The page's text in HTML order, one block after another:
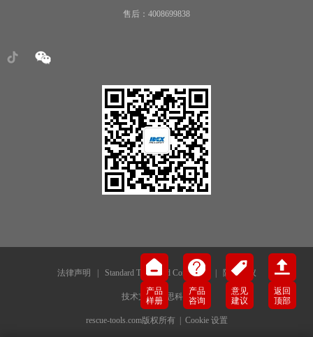
售后：4008699838
法律声明 | Standard Terms and Conditions | 隐私协议
技术支持-犀思科技
rescue-tools.com版权所有 | Cookie 设置
产品
样册
产品
咨询
意见
建议
返回
顶部